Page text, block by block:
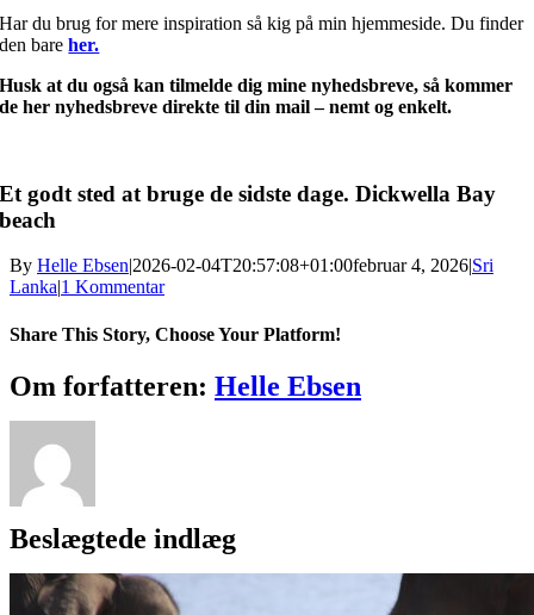
Har du brug for mere inspiration så kig på min hjemmeside.Du finder
den bareher.
Husk at du også kan tilmelde dig mine nyhedsbreve, så kommer
de her nyhedsbreve direkte til dinmail – nemt og enkelt.
Et godt sted at bruge de sidste dage. Dickwella Bay
beach
By Helle Ebsen|2026-02-04T20:57:08+01:00februar 4, 2026|Sri
Lanka|1 Kommentar
Share This Story, Choose Your Platform!
Facebook
X
Reddit
LinkedIn
WhatsApp
Telegram
Tumblr
Pinterest
Vk
Xing
E-
mail
Om forfatteren: Helle Ebsen
Beslægtede indlæg